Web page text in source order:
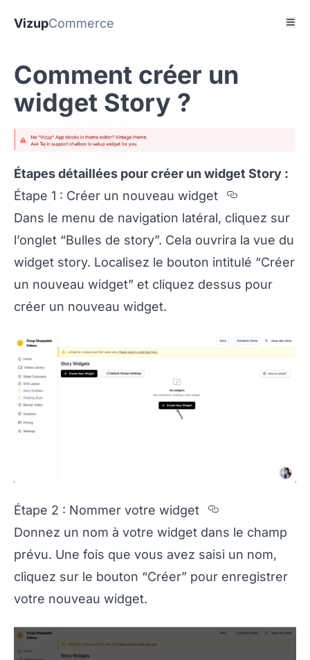
VizupCommerce
Comment créer un
widget Story ?
Étapes détaillées pour créer un widget Story :
Étape 1 : Créer un nouveau widget
Section
Dans le menu de navigation latéral, cliquez sur
l’onglet “Bulles de story”. Cela ouvrira la vue du
widget story. Localisez le bouton intitulé “Créer
un nouveau widget” et cliquez dessus pour
créer un nouveau widget.
Étape 2 : Nommer votre widget
Section titled
Donnez un nom à votre widget dans le champ
prévu. Une fois que vous avez saisi un nom,
cliquez sur le bouton “Créer” pour enregistrer
votre nouveau widget.